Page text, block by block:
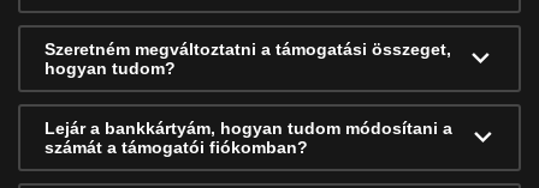
Szeretném megváltoztatni a támogatási összeget,
hogyan tudom?
Lejár a bankkártyám, hogyan tudom módosítani a
számát a támogatói fiókomban?